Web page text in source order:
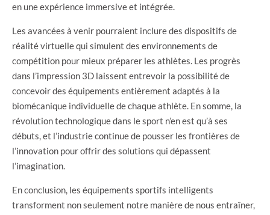
en une expérience immersive et intégrée.
Les avancées à venir pourraient inclure des dispositifs de
réalité virtuelle qui simulent des environnements de
compétition pour mieux préparer les athlètes. Les progrès
dans l’impression 3D laissent entrevoir la possibilité de
concevoir des équipements entièrement adaptés à la
biomécanique individuelle de chaque athlète. En somme, la
révolution technologique dans le sport n’en est qu’à ses
débuts, et l’industrie continue de pousser les frontières de
l’innovation pour offrir des solutions qui dépassent
l’imagination.
En conclusion, les équipements sportifs intelligents
transforment non seulement notre manière de nous entraîner,